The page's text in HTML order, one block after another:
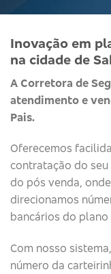
Inovação em
na cidade de
A Corretora de
atendimento e
Pais.
Oferecemos
contratação do seu
do pós venda,
direcionamos
bancários do
Com nosso
número da